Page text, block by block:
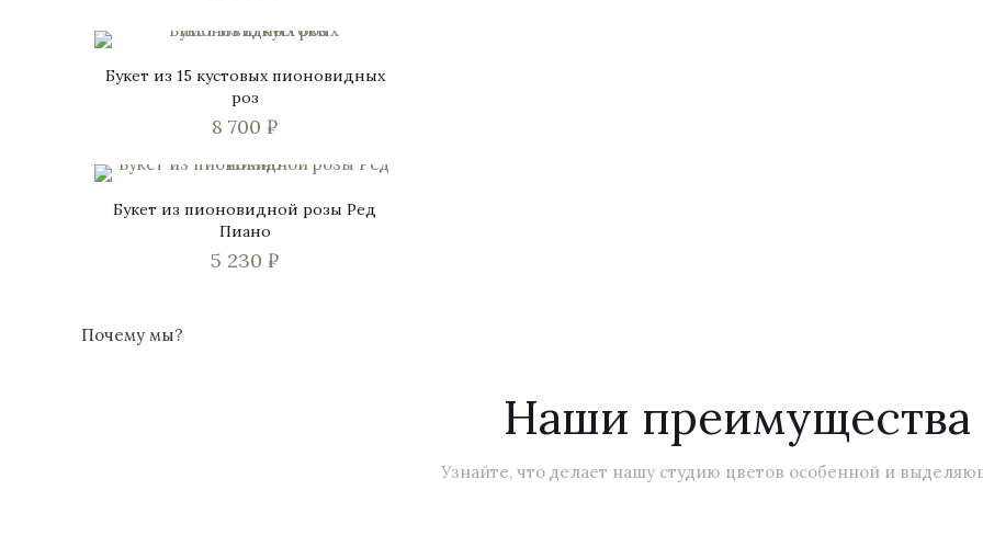
Букет из 15 кустовых пионовидных
роз
8 700 ₽
Букет из пионовидной розы Ред
Пиано
5 230 ₽
Почему мы?
Наши преимущества
Узнайте, что делает нашу студию цветов особенной и